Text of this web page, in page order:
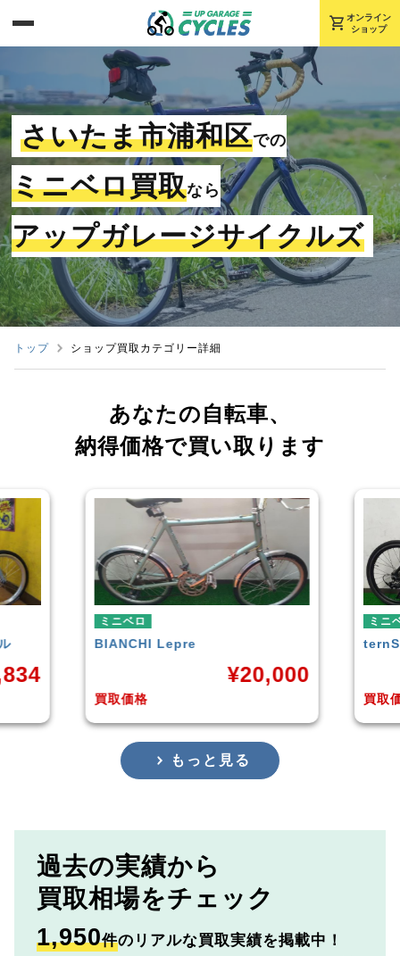
shopping_cart オンライン
ショップ
さいたま市浦和区での
ミニベロ買取なら
アップガレージサイクルズ
トップ ショップ買取カテゴリー詳細
あなたの自転車、
納得価格で買い取ります
ミニベロ
ternSURGE 2021年モデル
買取価格
¥33,249
ミニ
買取
もっと見る
過去の実績から
買取相場をチェック
1,950件のリアルな買取実績を掲載中！